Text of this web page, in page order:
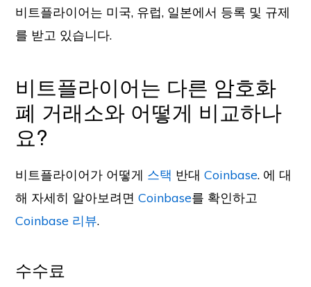
비트플라이어는 미국, 유럽, 일본에서 등록 및 규제
를 받고 있습니다.
비트플라이어는 다른 암호화
폐 거래소와 어떻게 비교하나
요?
비트플라이어가 어떻게 스택 반대Coinbase. 에 대
해 자세히 알아보려면Coinbase를 확인하고
Coinbase 리뷰.
수수료